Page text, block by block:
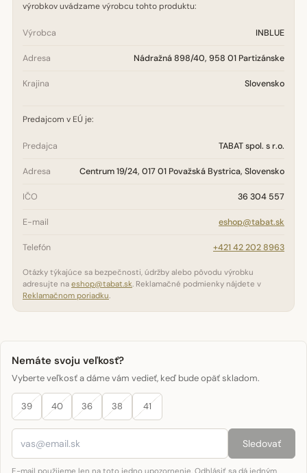
výrobkov uvádzame výrobcu tohto produktu:
Výrobca INBLUE
Adresa Nádražná 898/40, 958 01 Partizánske
Krajina Slovensko
Predajcom v EÚ je:
Predajca TABAT spol. s r.o.
Adresa Centrum 19/24, 017 01 Považská Bystrica, Slovensko
IČO 36 304 557
E-mail eshop@tabat.sk
Telefón +421 42 202 8963
Otázky týkajúce sa bezpečnosti, údržby alebo pôvodu výrobku
adresujte na eshop@tabat.sk. Reklamačné podmienky nájdete v
Reklamačnom poriadku.
Nemáte svoju veľkosť?
Vyberte veľkosť a dáme vám vedieť, keď bude opäť skladom.
39 40 36 38 41
Sledovať